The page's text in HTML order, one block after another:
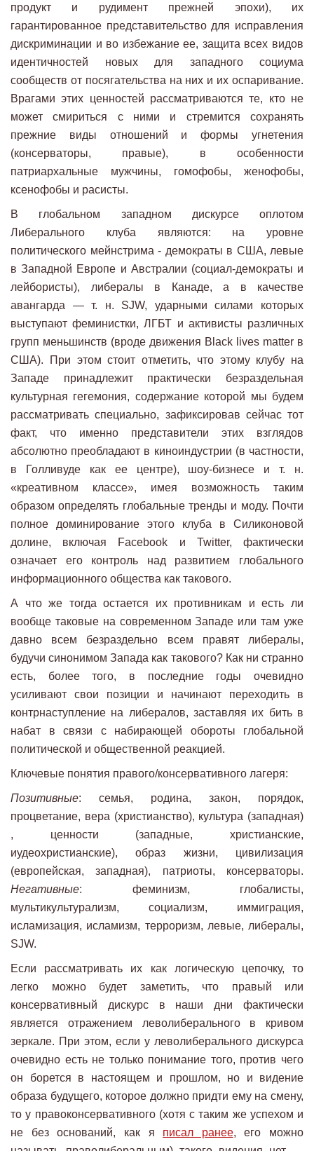
продукт и рудимент прежней эпохи), их
гарантированное представительство для исправления
дискриминации и во избежание ее, защита всех видов
идентичностей новых для западного социума
сообществ от посягательства на них и их оспаривание.
Врагами этих ценностей рассматриваются те, кто не
может смириться с ними и стремится сохранять
прежние виды отношений и формы угнетения
(консерваторы, правые), в особенности
патриархальные мужчины, гомофобы, женофобы,
ксенофобы и расисты.
В глобальном западном дискурсе оплотом
Либерального клуба являются: на уровне
политического мейнстрима - демократы в США, левые
в Западной Европе и Австралии (социал-демократы и
лейбористы), либералы в Канаде, а в качестве
авангарда — т. н. SJW, ударными силами которых
выступают феминистки, ЛГБТ и активисты различных
групп меньшинств (вроде движения Black lives matter в
США). При этом стоит отметить, что этому клубу на
Западе принадлежит практически безраздельная
культурная гегемония, содержание которой мы будем
рассматривать специально, зафиксировав сейчас тот
факт, что именно представители этих взглядов
абсолютно преобладают в киноиндустрии (в частности,
в Голливуде как ее центре), шоу-бизнесе и т. н.
«креативном классе», имея возможность таким
образом определять глобальные тренды и моду. Почти
полное доминирование этого клуба в Силиконовой
долине, включая Facebook и Twitter, фактически
означает его контроль над развитием глобального
информационного общества как такового.
А что же тогда остается их противникам и есть ли
вообще таковые на современном Западе или там уже
давно всем безраздельно всем правят либералы,
будучи синонимом Запада как такового? Как ни странно
есть, более того, в последние годы очевидно
усиливают свои позиции и начинают переходить в
контрнаступление на либералов, заставляя их бить в
набат в связи с набирающей обороты глобальной
политической и общественной реакцией.
Ключевые понятия правого/консервативного лагеря:
Позитивные: семья, родина, закон, порядок,
процветание, вера (христианство), культура (западная)
, ценности (западные, христианские,
иудеохристианские), образ жизни, цивилизация
(европейская, западная), патриоты, консерваторы.
Негативные: феминизм, глобалисты,
мультикультурализм, социализм, иммиграция,
исламизация, исламизм, терроризм, левые, либералы,
SJW.
Если рассматривать их как логическую цепочку, то
легко можно будет заметить, что правый или
консервативный дискурс в наши дни фактически
является отражением леволиберального в кривом
зеркале. При этом, если у леволиберального дискурса
очевидно есть не только понимание того, против чего
он борется в настоящем и прошлом, но и видение
образа будущего, которое должно придти ему на смену,
то у правоконсервативного (хотя с таким же успехом и
не без оснований, как я писал ранее, его можно